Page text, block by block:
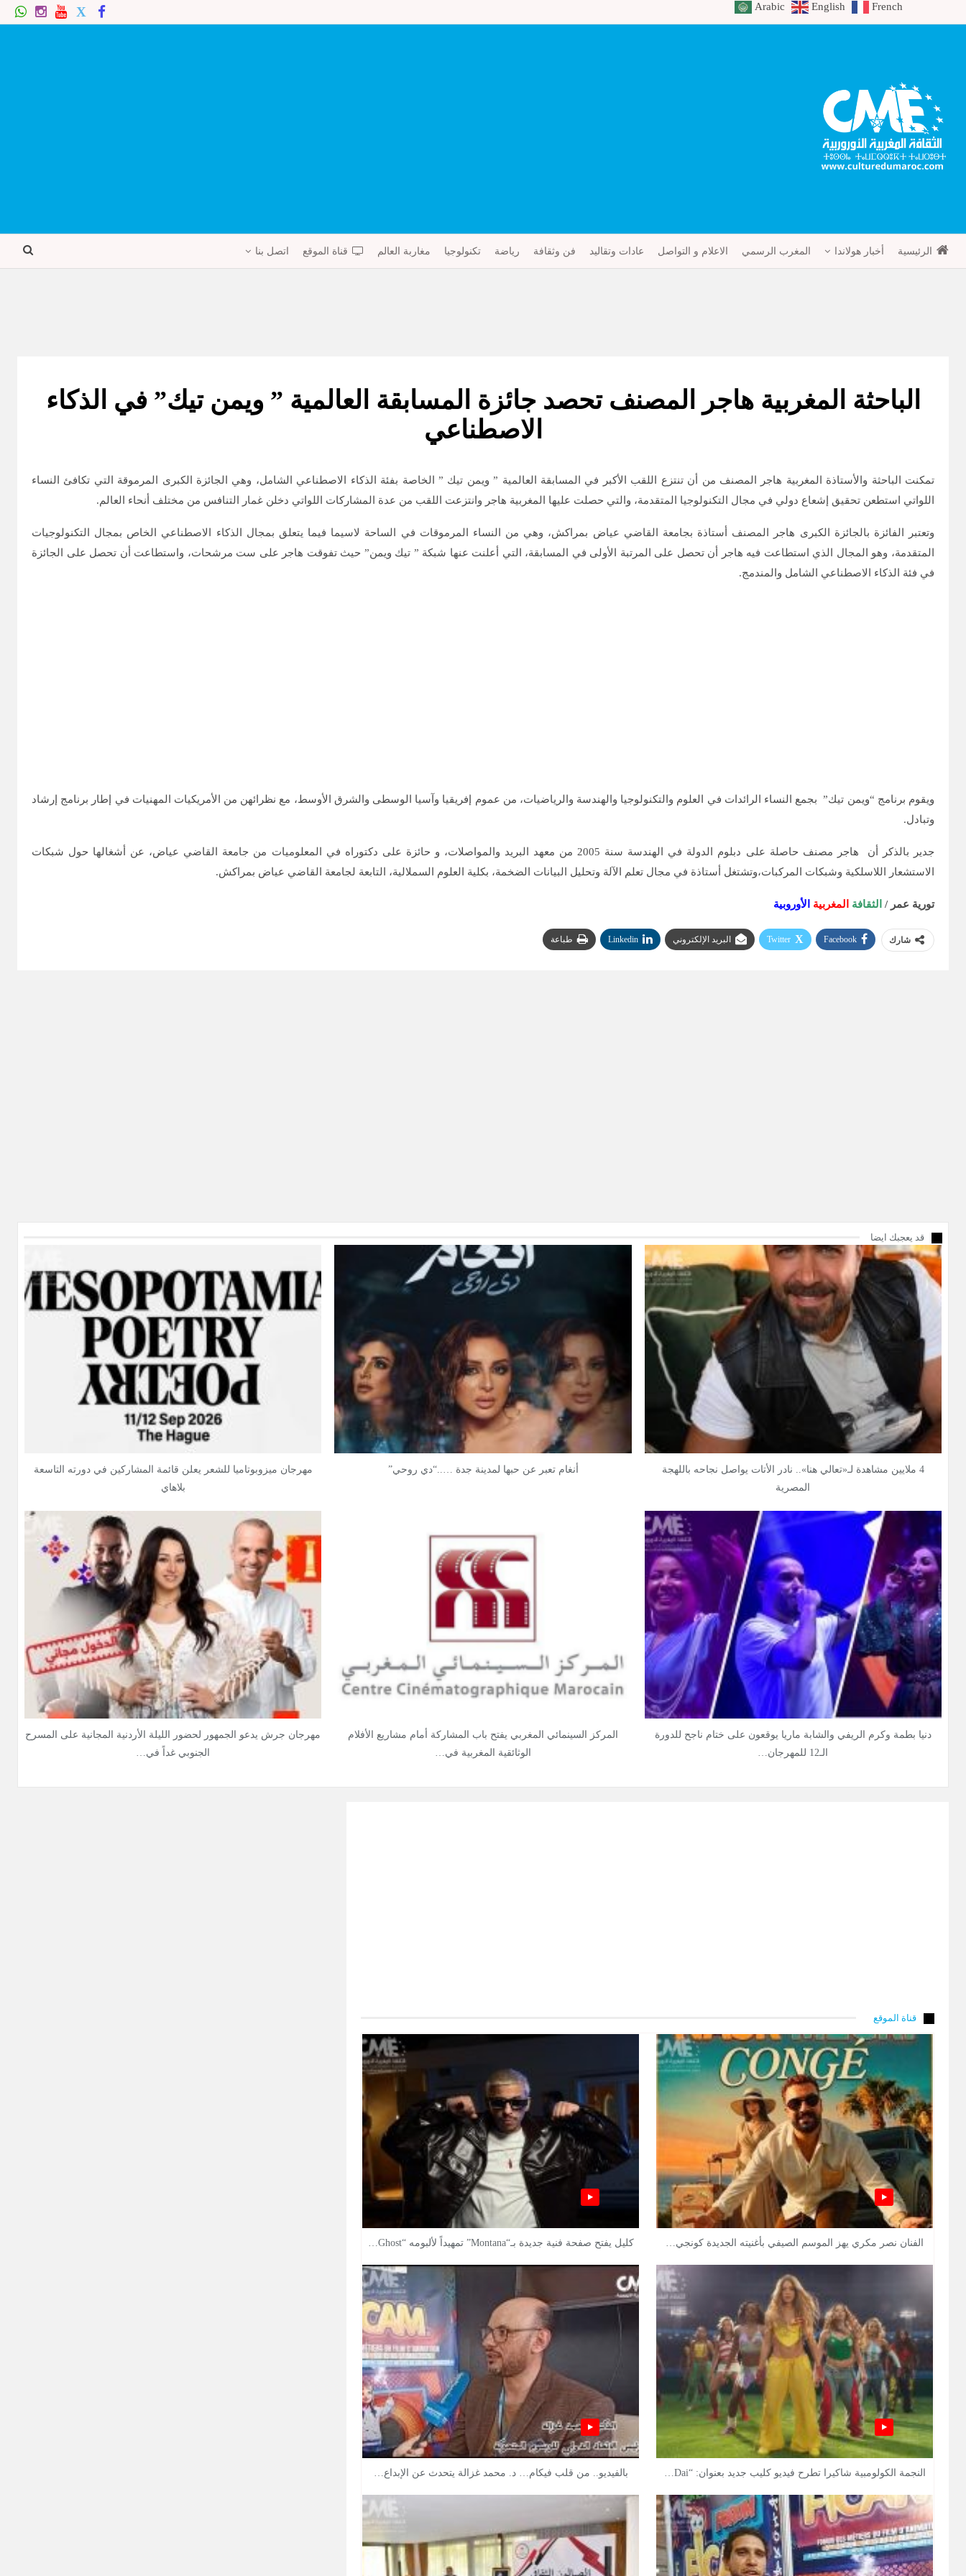
Arabic English French
الرئيسية أخبار هولاندا المغرب الرسمي الاعلام و التواصل عادات وتقاليد فن وثقافة رياضة تكنولوجيا مغاربة العالم قناة الموقع اتصل بنا
الباحثة المغربية هاجر المصنف تحصد جائزة المسابقة العالمية ” ويمن تيك” في الذكاء
الاصطناعي
تمكنت الباحثة والأستاذة المغربية هاجر المصنف من أن تنتزع اللقب الأكبر في المسابقة العالمية ” ويمن تيك ” الخاصة بفئة الذكاء الاصطناعي الشامل، وهي الجائزة الكبرى المرموقة التي تكافئ النساء
اللواتي استطعن تحقيق إشعاع دولي في مجال التكنولوجيا المتقدمة، والتي حصلت عليها المغربية هاجر وانتزعت اللقب من عدة المشاركات اللواتي دخلن غمار التنافس من مختلف أنحاء العالم.
وتعتبر الفائزة بالجائزة الكبرى هاجر المصنف أستاذة بجامعة القاضي عياض بمراكش، وهي من النساء المرموقات في الساحة لاسيما فيما يتعلق بمجال الذكاء الاصطناعي الخاص بمجال التكنولوجيات
المتقدمة، وهو المجال الذي استطاعت فيه هاجر أن تحصل على المرتبة الأولى في المسابقة، التي أعلنت عنها شبكة ” تيك ويمن” حيث تفوقت هاجر على ست مرشحات، واستطاعت أن تحصل على الجائزة
في فئة الذكاء الاصطناعي الشامل والمندمج.
ويقوم برنامج “ويمن تيك” بجمع النساء الرائدات في العلوم والتكنولوجيا والهندسة والرياضيات، من عموم إفريقيا وآسيا الوسطى والشرق الأوسط، مع نظرائهن من الأمريكيات المهنيات في إطار برنامج إرشاد
وتبادل.
جدير بالذكر أن هاجر مصنف حاصلة على دبلوم الدولة في الهندسة سنة 2005 من معهد البريد والمواصلات، و حائزة على دكتوراه في المعلوميات من جامعة القاضي عياض، عن أشغالها حول شبكات
الاستشعار اللاسلكية وشبكات المركبات،وتشتغل أستاذة في مجال تعلم الآلة وتحليل البيانات الضخمة، بكلية العلوم السملالية، التابعة لجامعة القاضي عياض بمراكش.
تورية عمر / الثقافة المغربية الأوروبية
شارك Facebook
Twitter البريد الإلكتروني Linkedin طباعة
قد يعجبك ايضا
4 ملايين مشاهدة لـ«تعالي هنا».. نادر الأتات يواصل نجاحه باللهجة
المصرية
أنغام تعبر عن حبها لمدينة جدة …..“دي روحي”
مهرجان ميزوبوتاميا للشعر يعلن قائمة المشاركين في دورته التاسعة
بلاهاي
دنيا بطمة وكرم الريفي والشابة ماريا يوقعون على ختام ناجح للدورة
الـ12 للمهرجان…
المركز السينمائي المغربي يفتح باب المشاركة أمام مشاريع الأفلام
الوثائقية المغربية في…
مهرجان جرش يدعو الجمهور لحضور الليلة الأردنية المجانية على المسرح
الجنوبي غداً في…
قناة الموقع
الفنان نصر مكري يهز الموسم الصيفي بأغنيته الجديدة كونجي… كليل يفتح صفحة فنية جديدة بـ“Montana” تمهيداً لألبومه “Ghost…
النجمة الكولومبية شاكيرا تطرح فيديو كليب جديد بعنوان: “Dai… بالفيديو.. من قلب فيكام… د. محمد غزالة يتحدث عن الإبداع…